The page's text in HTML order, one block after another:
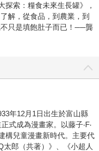
探索：糧食未來生長罐》，
解，從食品，到農業，到
只是填飽肚子而已！──龔
年12月1日出生於富山縣
式成為漫畫家。以藤子‧F‧
構兒童漫畫新時代。主要代
郎（共著）》、《小超人